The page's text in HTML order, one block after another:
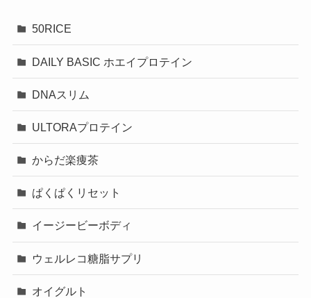
50RICE
DAILY BASIC ホエイプロテイン
DNAスリム
ULTORAプロテイン
からだ楽痩茶
ぱくぱくリセット
イージービーボディ
ウェルレコ糖脂サプリ
オイグルト